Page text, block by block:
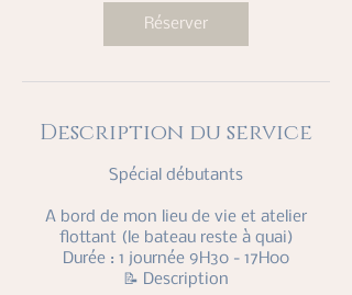
Réserver
Description du service
Spécial débutants
A bord de mon lieu de vie et atelier
flottant (le bateau reste à quai)
Durée : 1 journée 9H30 - 17H00
📝 Description